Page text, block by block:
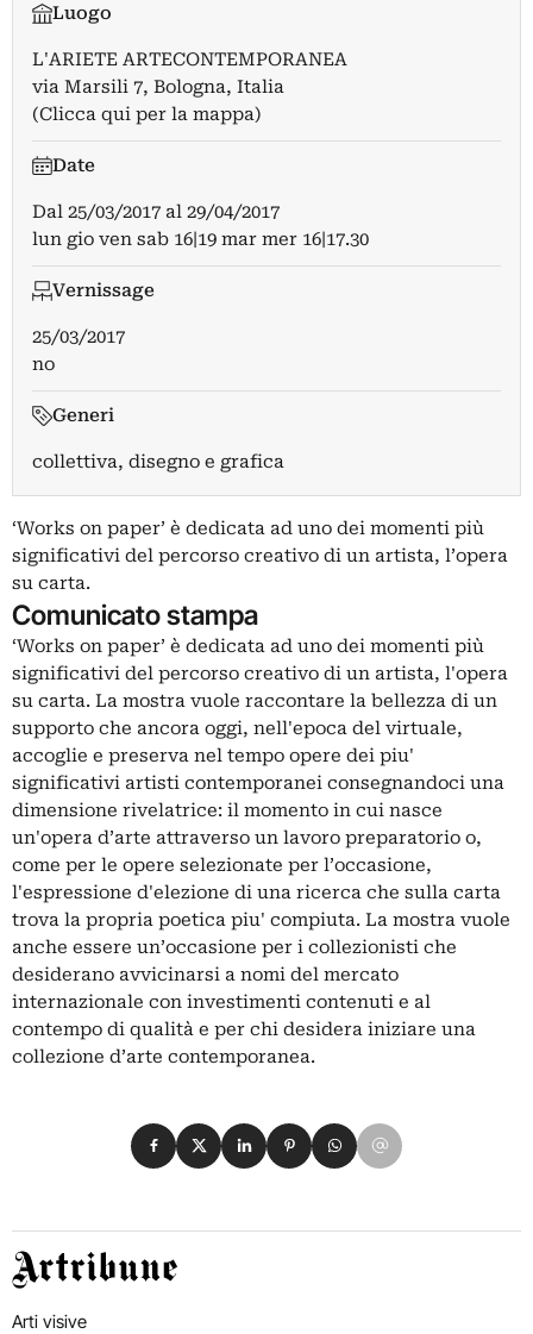
Luogo
L'ARIETE ARTECONTEMPORANEA
via Marsili 7, Bologna, Italia
(Clicca qui per la mappa)
Date
Dal 25/03/2017 al 29/04/2017
lun gio ven sab 16|19 mar mer 16|17.30
Vernissage
25/03/2017
no
Generi
collettiva, disegno e grafica
‘Works on paper’ è dedicata ad uno dei momenti più
significativi del percorso creativo di un artista, l’opera
su carta.
Comunicato stampa
‘Works on paper’ è dedicata ad uno dei momenti più
significativi del percorso creativo di un artista, l'opera
su carta. La mostra vuole raccontare la bellezza di un
supporto che ancora oggi, nell'epoca del virtuale,
accoglie e preserva nel tempo opere dei piu'
significativi artisti contemporanei consegnandoci una
dimensione rivelatrice: il momento in cui nasce
un'opera d’arte attraverso un lavoro preparatorio o,
come per le opere selezionate per l’occasione,
l'espressione d'elezione di una ricerca che sulla carta
trova la propria poetica piu' compiuta. La mostra vuole
anche essere un’occasione per i collezionisti che
desiderano avvicinarsi a nomi del mercato
internazionale con investimenti contenuti e al
contempo di qualità e per chi desidera iniziare una
collezione d’arte contemporanea.
Condividi su Facebook
Condividi su X
Condividi su LinkedIn
Condividi su Pinterest
Condividi su WhatsApp
Condividi su Email
Artribune
Arti visive